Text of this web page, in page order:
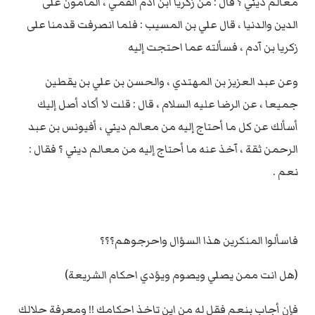
الدين والدنيا ، قال علي بن المسيب : فلما انصرفت قدمنا على
زكريا بن آدم ، فسألته عما احتجت إليه
وعن عبد العزيز بن المهتدي ، والحسن بن علي بن يقطين
جميعا ، عن الرضا عليه السلام ، قال : قلت لا أكاد أصل إليك
أسألك عن كل ما أحتاج إليه من معالم ديني ، أفيونس بن عبد
الرحمن ثقة ، آخذ عنه ما أحتاج إليه من معالم ديني ؟ فقال :
نعم .
فاسألوا المنكرين هذا السؤال واحرجوهم؟؟؟
(هل انت ممن يصلي ويصوم ويؤدي احكام الشريعة)
فإن أجاب بنعم فقل له من اين تاخذ احكامك !! ومعرفة حلالك